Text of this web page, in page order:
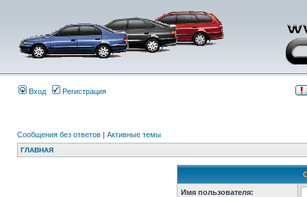
Вход Регистрация
Сообщения без ответов | Активные темы
ГЛАВНАЯ
Имя пользователя: